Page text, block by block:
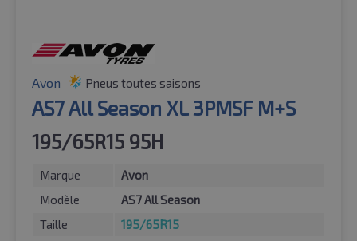
Avon Pneus toutes saisons
AS7 All Season XL 3PMSF M+S
195/65R15 95H
Marque
Avon
Modèle
AS7 All Season
Taille
195/65R15